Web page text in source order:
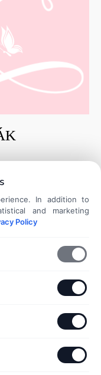
In addition to
and marketing
Policy